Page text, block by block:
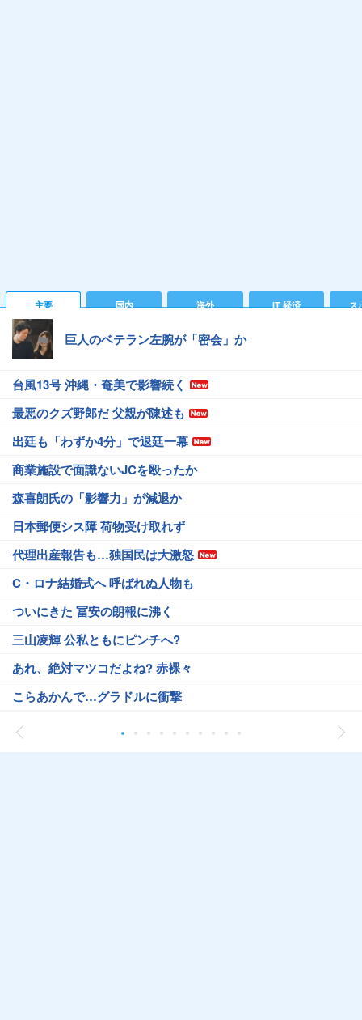
主要 国内 海外 IT 経済 ス
巨人のベテラン左腕が「密会」か
台風13号 沖縄・奄美で影響続く
最悪のクズ野郎だ 父親が陳述も
出廷も「わずか4分」で退廷一幕
商業施設で面識ないJCを殴ったか
森喜朗氏の「影響力」が減退か
日本郵便シス障 荷物受け取れず
代理出産報告も…独国民は大激怒
C・ロナ結婚式へ 呼ばれぬ人物も
ついにきた 冨安の朗報に沸く
三山凌輝 公私ともにピンチへ?
あれ、絶対マツコだよね? 赤裸々
こらあかんで…グラドルに衝撃